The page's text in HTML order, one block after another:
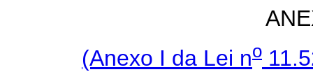
(Anexo I da Lei no